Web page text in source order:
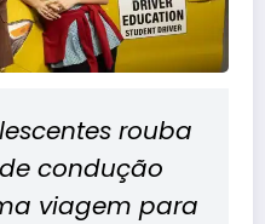
rouba
condução
viagem para